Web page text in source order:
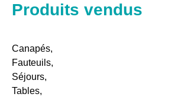
Produits vendus
Canapés,
Fauteuils,
Séjours,
Tables,